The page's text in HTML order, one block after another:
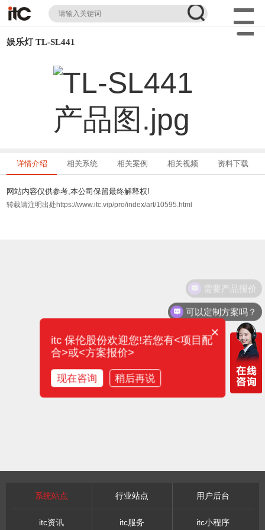
娱乐灯 TL-SL441
详情介绍 相关系统 相关案例 相关视频 资料下载
网站内容仅供参考,本公司保留最终解释权!
转载请注明出处https://www.itc.vip/pro/index/art/10595.html
系统站点 行业站点 用户后台
itc资讯 itc服务 itc小程序
可以定制方案吗？
需要产品报价
×
itc 保伦股份欢迎您!若您有<项目配
合>或<方案报价>
现在咨询 稍后再说